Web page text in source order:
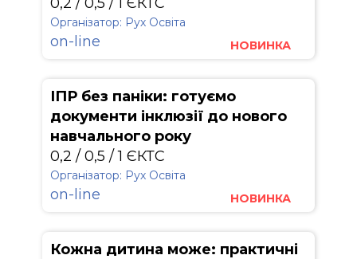
Організатор: Рух Освіта
on-line НОВИНКА
ІПР без паніки: готуємо
документи інклюзії до нового
навчального року
0,2 / 0,5 / 1 ЄКТС
Організатор: Рух Освіта
on-line НОВИНКА
Кожна дитина може: практичні